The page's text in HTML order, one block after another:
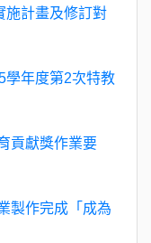
施計畫及修訂對
學年度第2次特教
貢獻獎作業要
製作完成「成為